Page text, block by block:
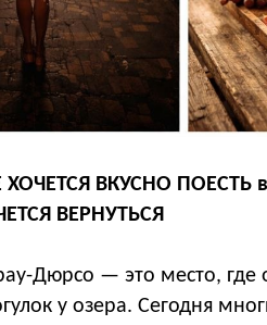
ХОЧЕТСЯ ВКУСНО
ВЕРНУТЬСЯ
Дюрсо — это место, где
у озера. Сегодня